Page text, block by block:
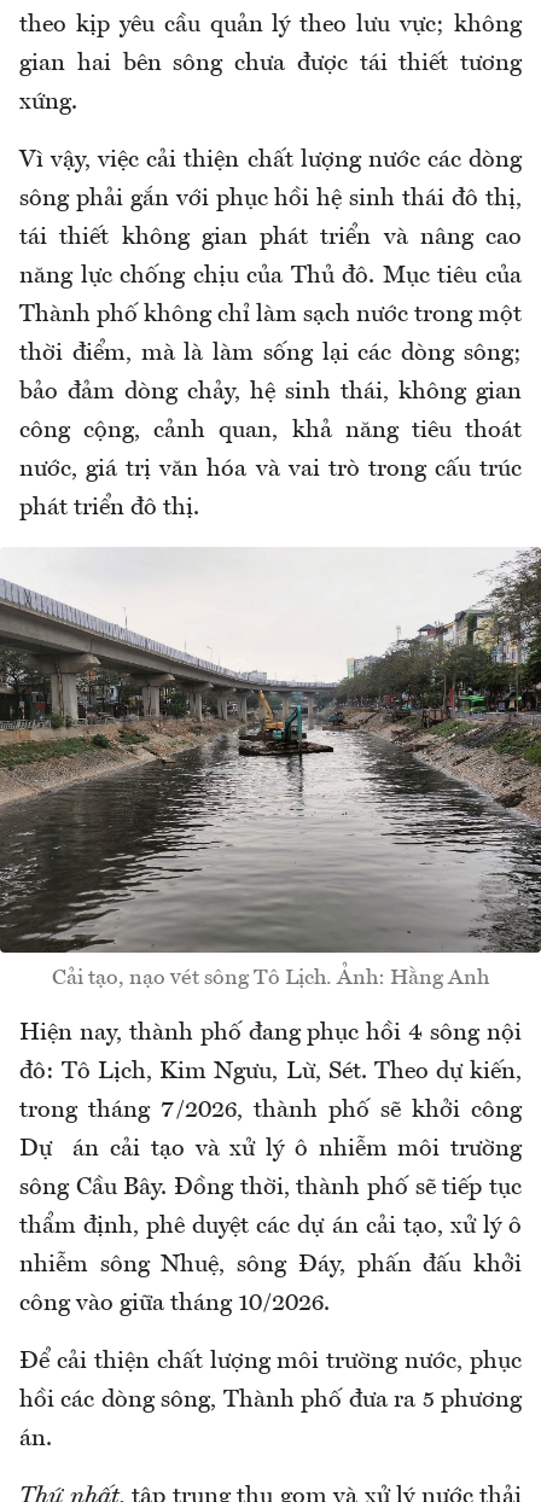
theo kịp yêu cầu quản lý theo lưu vực; không
gian hai bên sông chưa được tái thiết tương
xứng.
Vì vậy, việc cải thiện chất lượng nước các dòng
sông phải gắn với phục hồi hệ sinh thái đô thị,
tái thiết không gian phát triển và nâng cao
năng lực chống chịu của Thủ đô. Mục tiêu của
Thành phố không chỉ làm sạch nước trong một
thời điểm, mà là làm sống lại các dòng sông;
bảo đảm dòng chảy, hệ sinh thái, không gian
công cộng, cảnh quan, khả năng tiêu thoát
nước, giá trị văn hóa và vai trò trong cấu trúc
phát triển đô thị.
Cải tạo, nạo vét sông Tô Lịch. Ảnh: Hằng Anh
Hiện nay, thành phố đang phục hồi 4 sông nội
đô: Tô Lịch, Kim Ngưu, Lừ, Sét. Theo dự kiến,
trong tháng 7/2026, thành phố sẽ khởi công
Dự án cải tạo và xử lý ô nhiễm môi trường
sông Cầu Bây. Đồng thời, thành phố sẽ tiếp tục
thẩm định, phê duyệt các dự án cải tạo, xử lý ô
nhiễm sông Nhuệ, sông Đáy, phấn đấu khởi
công vào giữa tháng 10/2026.
Để cải thiện chất lượng môi trường nước, phục
hồi các dòng sông, Thành phố đưa ra 5 phương
án.
Thứ nhất, tập trung thu gom và xử lý nước thải